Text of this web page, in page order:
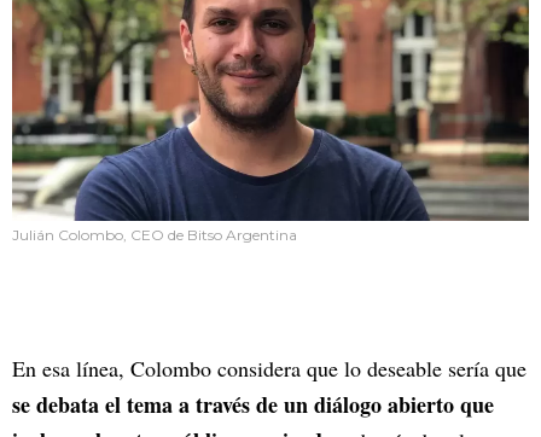
Julián Colombo, CEO de Bitso Argentina
En esa línea, Colombo considera que lo deseable sería que
se debata el tema a través de un diálogo abierto que